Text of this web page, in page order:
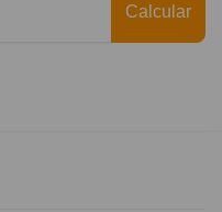
Calcular